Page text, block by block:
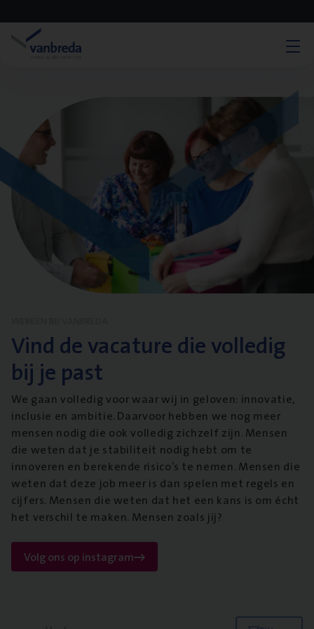
Vind de vacature die volledig
bij je past
We gaan volledig voor waar wij in geloven: innovatie,
inclusie en ambitie. Daarvoor hebben we nog meer
mensen nodig die ook volledig zichzelf zijn. Mensen
die weten dat je stabiliteit nodig hebt om te
innoveren en berekende risico’s te nemen. Mensen die
weten dat deze job meer is dan spelen met regels en
cijfers. Mensen die weten dat het een kans is om écht
het verschil te maken. Mensen zoals jij?
Volg ons op instagram